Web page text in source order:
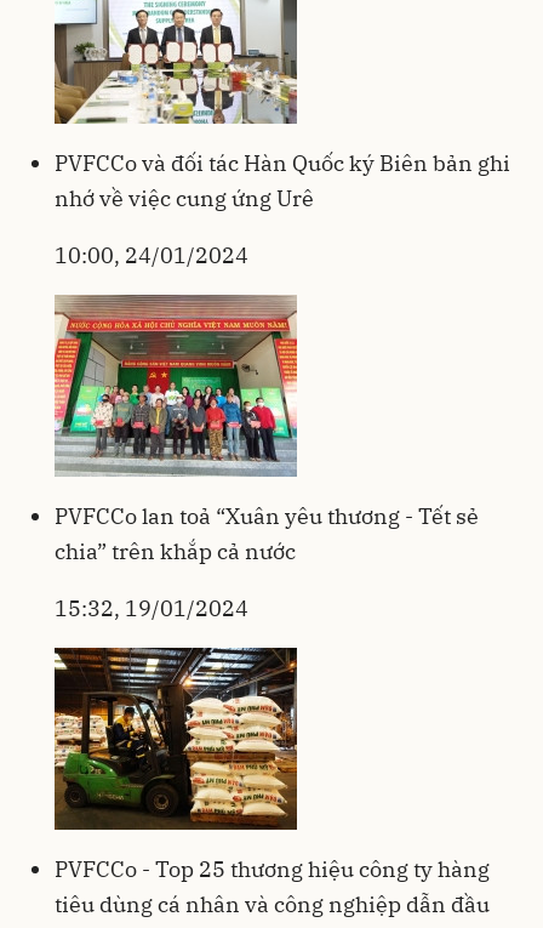
PVFCCo và đối tác Hàn Quốc ký Biên bản ghi
nhớ về việc cung ứng Urê
10:00, 24/01/2024
PVFCCo lan toả “Xuân yêu thương - Tết sẻ
chia” trên khắp cả nước
15:32, 19/01/2024
PVFCCo - Top 25 thương hiệu công ty hàng
tiêu dùng cá nhân và công nghiệp dẫn đầu